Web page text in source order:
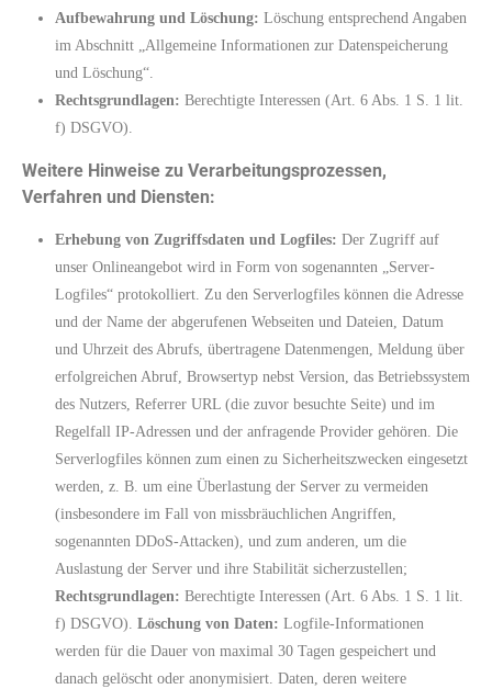
Aufbewahrung und Löschung: Löschung entsprechend Angaben
im Abschnitt „Allgemeine Informationen zur Datenspeicherung
und Löschung“.
Rechtsgrundlagen: Berechtigte Interessen (Art. 6 Abs. 1 S. 1 lit.
f) DSGVO).
Weitere Hinweise zu Verarbeitungsprozessen,
Verfahren und Diensten:
Erhebung von Zugriffsdaten und Logfiles: Der Zugriff auf
unser Onlineangebot wird in Form von sogenannten „Server-
Logfiles“ protokolliert. Zu den Serverlogfiles können die Adresse
und der Name der abgerufenen Webseiten und Dateien, Datum
und Uhrzeit des Abrufs, übertragene Datenmengen, Meldung über
erfolgreichen Abruf, Browsertyp nebst Version, das Betriebssystem
des Nutzers, Referrer URL (die zuvor besuchte Seite) und im
Regelfall IP-Adressen und der anfragende Provider gehören. Die
Serverlogfiles können zum einen zu Sicherheitszwecken eingesetzt
werden, z. B. um eine Überlastung der Server zu vermeiden
(insbesondere im Fall von missbräuchlichen Angriffen,
sogenannten DDoS-Attacken), und zum anderen, um die
Auslastung der Server und ihre Stabilität sicherzustellen;
Rechtsgrundlagen: Berechtigte Interessen (Art. 6 Abs. 1 S. 1 lit.
f) DSGVO). Löschung von Daten: Logfile-Informationen
werden für die Dauer von maximal 30 Tagen gespeichert und
danach gelöscht oder anonymisiert. Daten, deren weitere